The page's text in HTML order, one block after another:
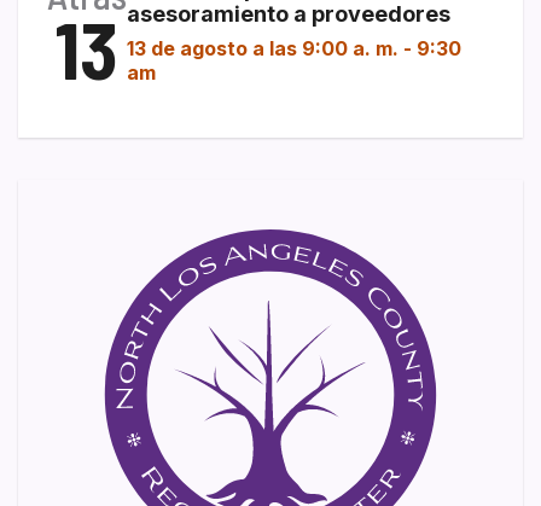
13 asesoramiento a proveedores
13 de agosto a las 9:00 a. m. - 9:30
am